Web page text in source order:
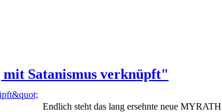
Satanismus verknüpft"
Endlich steht das lang ersehnte neue